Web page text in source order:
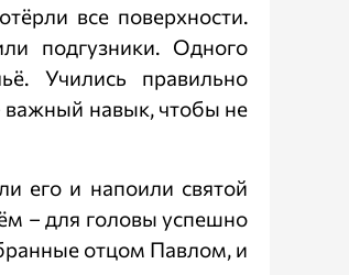
все поверхности.
подгузники. Одного
Учились правильно
важный навык, чтобы не
его и напоили святой
– для головы успешно
отцом Павлом, и